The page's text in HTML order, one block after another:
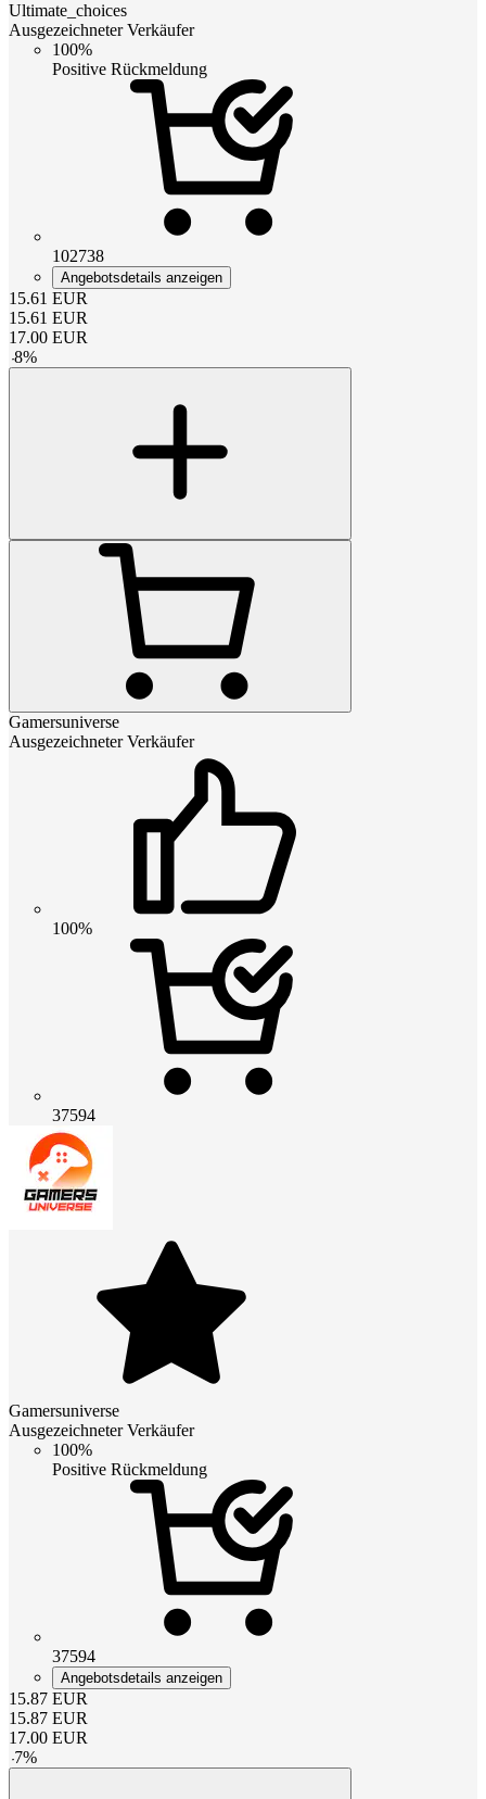
Ultimate_choices
Ausgezeichneter Verkäufer
100%
Positive Rückmeldung
102738
Angebotsdetails anzeigen
15.61 EUR
15.61 EUR
17.00 EUR
-8%
Gamersuniverse
Ausgezeichneter Verkäufer
100%
37594
Gamersuniverse
Ausgezeichneter Verkäufer
100%
Positive Rückmeldung
37594
Angebotsdetails anzeigen
15.87 EUR
15.87 EUR
17.00 EUR
-7%